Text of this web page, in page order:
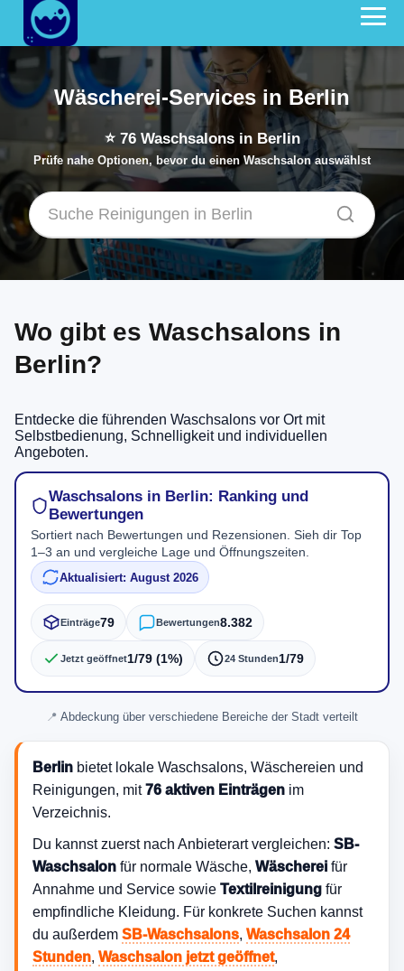
Wäscherei-Services in Berlin
⭐ 76Waschsalons in Berlin
Prüfe nahe Optionen, bevor du einen Waschsalon auswählst
Wo gibt es Waschsalons in
Berlin?
Entdecke die führenden Waschsalons vor Ort mit
Selbstbedienung, Schnelligkeit und individuellen
Angeboten.
Waschsalons in Berlin: Ranking und
Bewertungen
Sortiert nach Bewertungen und Rezensionen. Sieh dir Top
1–3 an und vergleiche Lage und Öffnungszeiten.
Aktualisiert: August 2026
Einträge79 Bewertungen8.382
Jetzt geöffnet1/79 (1%) 24 Stunden1/79
Abdeckung über verschiedene Bereiche der Stadt verteilt
Berlin bietet lokale Waschsalons, Wäschereien und
Reinigungen, mit76 aktiven Einträgen im
Verzeichnis.
Du kannst zuerst nach Anbieterart vergleichen: SB-
Waschsalon für normale Wäsche, Wäscherei für
Annahme und Service sowie Textilreinigung für
empfindliche Kleidung. Für konkrete Suchen kannst
du außerdem SB-Waschsalons, Waschsalon 24
Stunden, Waschsalon jetzt geöffnet,